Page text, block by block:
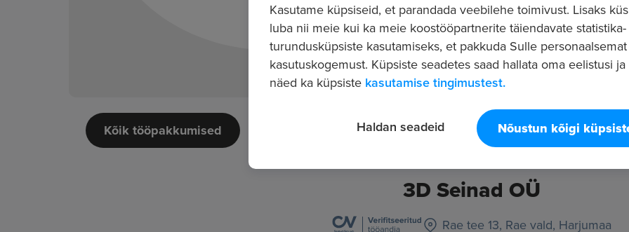
Kõik tööpakkumised
3D Seinad OÜ
Rae tee 13, Rae vald, Harjumaa
Kasutame küpsiseid, et parandada veebilehe toimivust. Lisaks
luba nii meie kui ka meie koostööpartnerite täiendavate statistika-
turundusküpsiste kasutamiseks, et pakkuda Sulle personaalsemat
kasutuskogemust. Küpsiste seadetes saad hallata oma eelistusi
näed ka küpsiste kasutamise tingimustest.
Nõustun kõigi
Haldan seadeid